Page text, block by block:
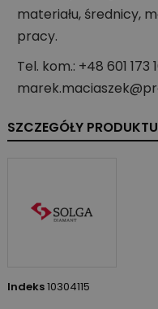
materiału, średnicy,
pracy.
Tel. kom.: +48 601 173
SZCZEGÓŁY PRODUKTU
Indeks10304115